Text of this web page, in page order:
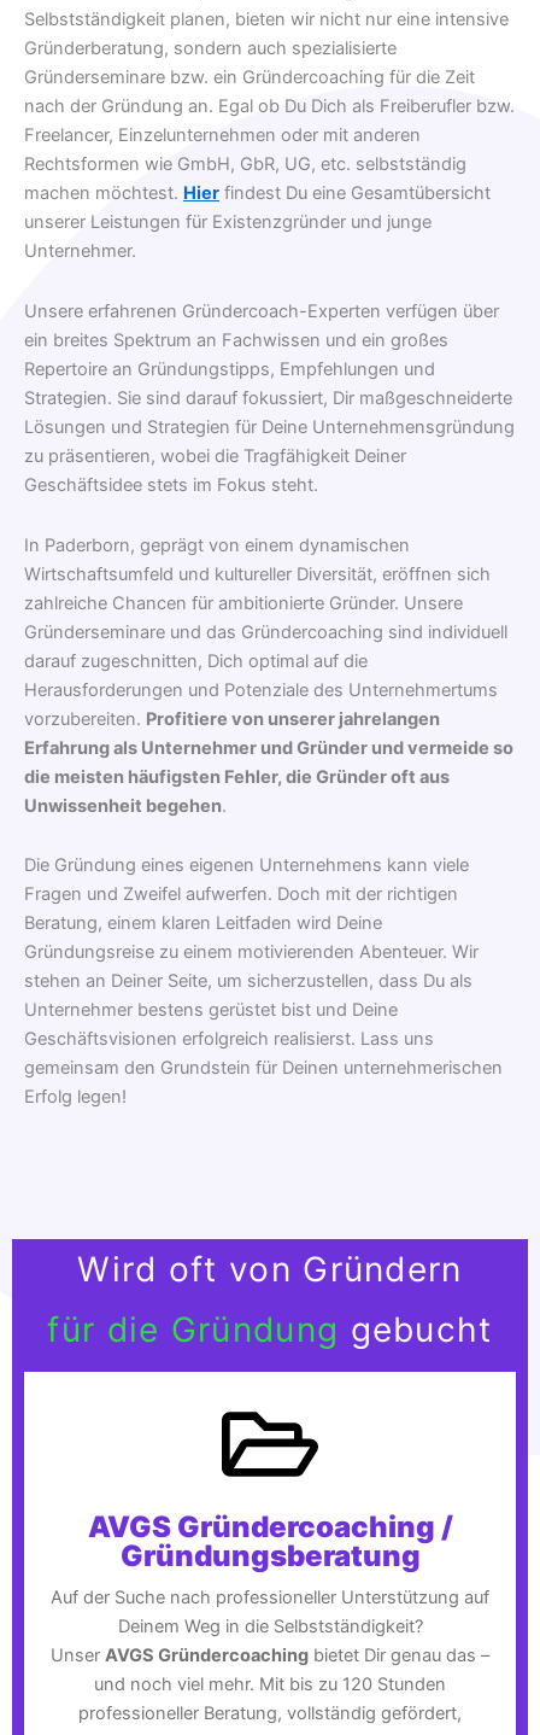
Selbstständigkeit planen, bieten wir nicht nur eine intensive
Gründerberatung, sondern auch spezialisierte
Gründerseminare bzw. ein Gründercoaching für die Zeit
nach der Gründung an. Egal ob Du Dich als Freiberufler bzw.
Freelancer, Einzelunternehmen oder mit anderen
Rechtsformen wie GmbH, GbR, UG, etc. selbstständig
machen möchtest. Hier findest Du eine Gesamtübersicht
unserer Leistungen für Existenzgründer und junge
Unternehmer.
Unsere erfahrenen Gründercoach-Experten verfügen über
ein breites Spektrum an Fachwissen und ein großes
Repertoire an Gründungstipps, Empfehlungen und
Strategien. Sie sind darauf fokussiert, Dir maßgeschneiderte
Lösungen und Strategien für Deine Unternehmensgründung
zu präsentieren, wobei die Tragfähigkeit Deiner
Geschäftsidee stets im Fokus steht.
In Paderborn, geprägt von einem dynamischen
Wirtschaftsumfeld und kultureller Diversität, eröffnen sich
zahlreiche Chancen für ambitionierte Gründer. Unsere
Gründerseminare und das Gründercoaching sind individuell
darauf zugeschnitten, Dich optimal auf die
Herausforderungen und Potenziale des Unternehmertums
vorzubereiten. Profitiere von unserer jahrelangen
Erfahrung als Unternehmer und Gründer und vermeide so
die meisten häufigsten Fehler, die Gründer oft aus
Unwissenheit begehen.
Die Gründung eines eigenen Unternehmens kann viele
Fragen und Zweifel aufwerfen. Doch mit der richtigen
Beratung, einem klaren Leitfaden wird Deine
Gründungsreise zu einem motivierenden Abenteuer. Wir
stehen an Deiner Seite, um sicherzustellen, dass Du als
Unternehmer bestens gerüstet bist und Deine
Geschäftsvisionen erfolgreich realisierst. Lass uns
gemeinsam den Grundstein für Deinen unternehmerischen
Erfolg legen!
Wird oft von Gründern
für die Gründung gebucht
AVGS Gründercoaching /
Gründungsberatung
Auf der Suche nach professioneller Unterstützung auf
Deinem Weg in die Selbstständigkeit?
Unser AVGS Gründercoaching bietet Dir genau das –
und noch viel mehr. Mit bis zu 120 Stunden
professioneller Beratung, vollständig gefördert,